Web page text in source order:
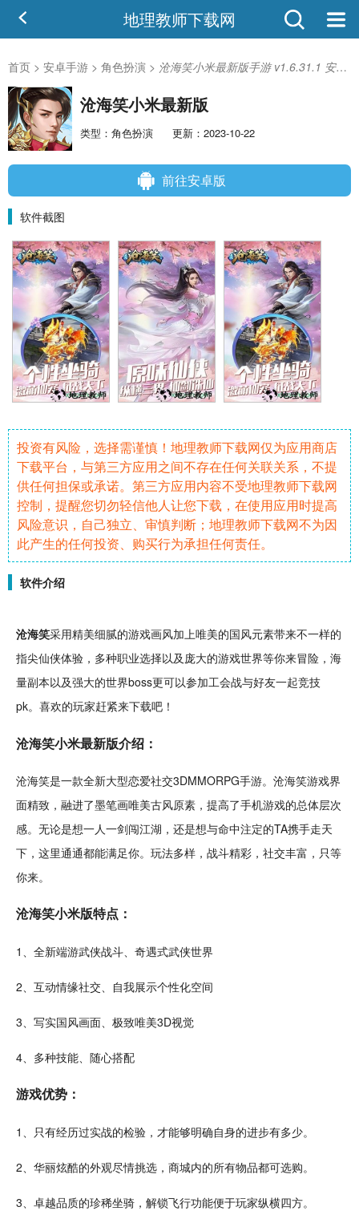
地理教师下载网
首页 > 安卓手游 > 角色扮演 > 沧海笑小米最新版手游 v1.6.31.1 安卓版-手机版下载
沧海笑小米最新版
类型：角色扮演 更新：2023-10-22
前往安卓版
软件截图
投资有风险，选择需谨慎！地理教师下载网仅为应用商店
下载平台，与第三方应用之间不存在任何关联关系，不提
供任何担保或承诺。第三方应用内容不受地理教师下载网
控制，提醒您切勿轻信他人让您下载，在使用应用时提高
风险意识，自己独立、审慎判断；地理教师下载网不为因
此产生的任何投资、购买行为承担任何责任。
软件介绍
沧海笑采用精美细腻的游戏画风加上唯美的国风元素带来不一样的
指尖仙侠体验，多种职业选择以及庞大的游戏世界等你来冒险 ，海
量副本以及强大的世界boss更可以参加工会战与好友一起竞技
pk。喜欢的玩家赶紧来下载吧！
沧海笑小米最新版介绍：
沧海笑是一款全新大型恋爱社交3DMMORPG手游。沧海笑游戏界
面精致，融进了墨笔画唯美古风原素，提高了手机游戏的总体层次
感。无论是想一人一剑闯江湖 ，还是想与命中注定的TA携手走天
下，这里通通都能满足你。 玩法多样， 战斗精彩，社交丰富，只等
你来。
沧海笑小米版特点：
1、全新端游武侠战斗、 奇遇式武侠世界
2、 互动情缘社交、自我展示个性化空间
3、写实国风画面、极致唯美3D视觉
4、多种技能 、随心搭配
游戏优势：
1、只有经历过实战的检验，才能够明确自身的进步有多少。
2、华丽炫酷的外观尽情挑选，商城内的所有物品都可选购。
3、卓越品质的珍稀坐骑 ， 解锁飞行功能便于玩家纵横四方。